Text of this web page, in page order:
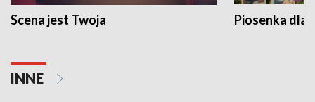
Scena jest Twoja Piosenka dla
INNE